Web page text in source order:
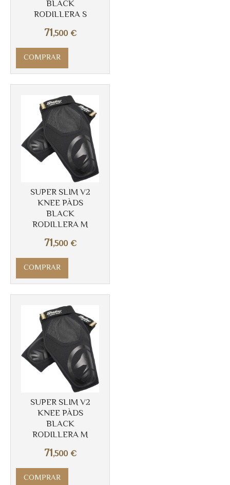
BLACK
RODILLERA S
71,500 €
COMPRAR
SUPER SLIM V2
KNEE PÀDS
BLACK
RODILLERA M
71,500 €
COMPRAR
SUPER SLIM V2
KNEE PÀDS
BLACK
RODILLERA M
71,500 €
COMPRAR
Más info
Más info